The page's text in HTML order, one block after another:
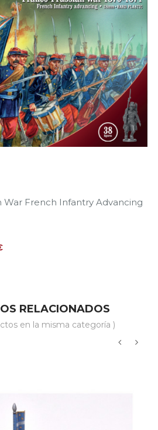
War French Infantry Advancing
RELACIONADOS
en la misma categoría )